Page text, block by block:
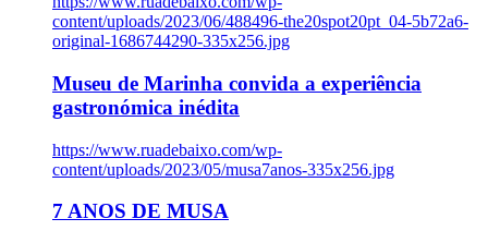
content/uploads/2023/06/488496-the20spot20pt_04-5b72a6-
original-1686744290-335x256.jpg
Museu de Marinha convida a experiência
gastronómica inédita
https://www.ruadebaixo.com/wp-
content/uploads/2023/05/musa7anos-335x256.jpg
7 ANOS DE MUSA